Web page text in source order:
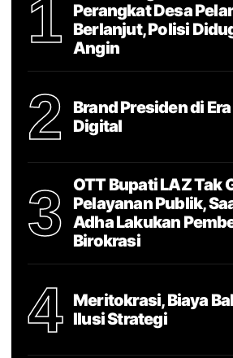
1
Perangkat Desa
Berlanjut, Polisi
Angin
2
Brand Presiden di
Digital
3
OTT Bupati LAZ Tak
Pelayanan Publik,
Adha Lakukan
Birokrasi
4
Meritokrasi, Biaya
Ilusi Strategi